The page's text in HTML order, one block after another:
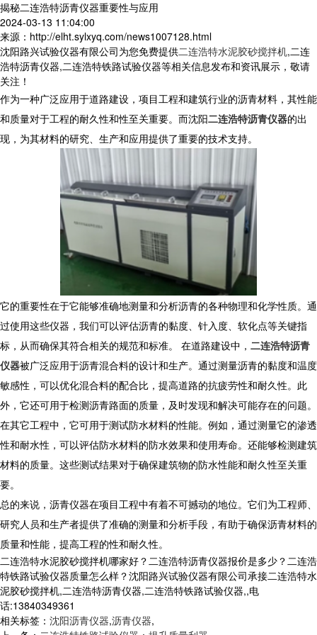
揭秘二连浩特沥青仪器重要性与应用
2024-03-13 11:04:00
来源：http://elht.sylxyq.com/news1007128.html
沈阳路兴试验仪器有限公司为您免费提供二连浩特水泥胶砂搅拌机,二连
浩特沥青仪器,二连浩特铁路试验仪器等相关信息发布和资讯展示，敬请
关注！
作为一种广泛应用于道路建设，项目工程和建筑行业的沥青材料，其性能
和质量对于工程的耐久性和性至关重要。而沈阳二连浩特沥青仪器的出
现，为其材料的研究、生产和应用提供了重要的技术支持。
它的重要性在于它能够准确地测量和分析沥青的各种物理和化学性质。通
过使用这些仪器，我们可以评估沥青的黏度、针入度、软化点等关键指
标，从而确保其符合相关的规范和标准。 在道路建设中， 二连浩特沥青
仪器被广泛应用于沥青混合料的设计和生产。通过测量沥青的黏度和温度
敏感性，可以优化混合料的配合比，提高道路的抗疲劳性和耐久性。此
外，它还可用于检测沥青路面的质量，及时发现和解决可能存在的问题。
在其它工程中，它可用于测试防水材料的性能。例如，通过测量它的渗透
性和耐水性，可以评估防水材料的防水效果和使用寿命。还能够检测建筑
材料的质量。这些测试结果对于确保建筑物的防水性能和耐久性至关重
要。
总的来说，沥青仪器在项目工程中有着不可撼动的地位。它们为工程师、
研究人员和生产者提供了准确的测量和分析手段，有助于确保沥青材料的
质量和性能，提高工程的性和耐久性。
二连浩特水泥胶砂搅拌机哪家好？二连浩特沥青仪器报价是多少？二连浩
特铁路试验仪器质量怎么样？沈阳路兴试验仪器有限公司承接二连浩特水
泥胶砂搅拌机,二连浩特沥青仪器,二连浩特铁路试验仪器,,电
话:13840349361
相关标签： 沈阳沥青仪器,沥青仪器,